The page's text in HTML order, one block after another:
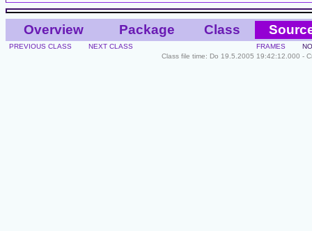
Overview Package Class
PREVIOUS CLASS NEXT CLASS FRAMES
Class file time: Do 19.5.2005 19:42:12.000 -